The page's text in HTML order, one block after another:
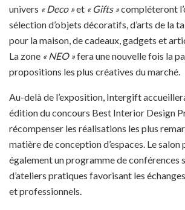
univers «Deco »et « Gifts »compléteront
sélection d’objets décoratifs, d’arts de la
pour la maison, de cadeaux, gadgets et
La zone « NEO »fera une nouvelle fois la
propositions les plus créatives du marché.
Au-delà de l’exposition, Intergift
édition du concours Best Interior Design
récompenser les réalisations les plus
matière de conception d’espaces. Le salon
également un programme de conférences
d’ateliers pratiques favorisant les
et professionnels.